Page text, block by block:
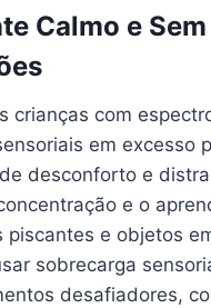
Calmo e Sem
crianças com
em excesso
desconforto e
e o
piscantes e objetos
sobrecarga
desafiadores,